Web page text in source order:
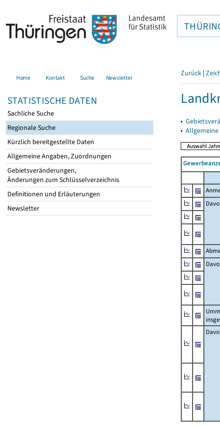
Home Kontakt Suche Newsletter
STATISTISCHE DATEN
Sachliche Suche
Regionale Suche
Kürzlich bereitgestellte Daten
Allgemeine Angaben, Zuordnungen
Gebietsveränderungen,
Änderungen zum Schlüsselverzeichnis
Definitionen und Erläuterungen
Newsletter
Zurück |
▸
▸